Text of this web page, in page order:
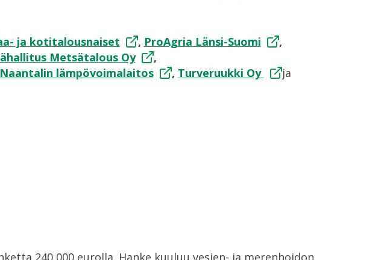
ja kotitalousnaiset , ProAgria Länsi-Suomi
,
Metsätalous Oy
,
lämpövoimalaitos
, Turveruukki Oy
ja
240 000 eurolla. Hanke kuuluu vesien- ja merenhoidon